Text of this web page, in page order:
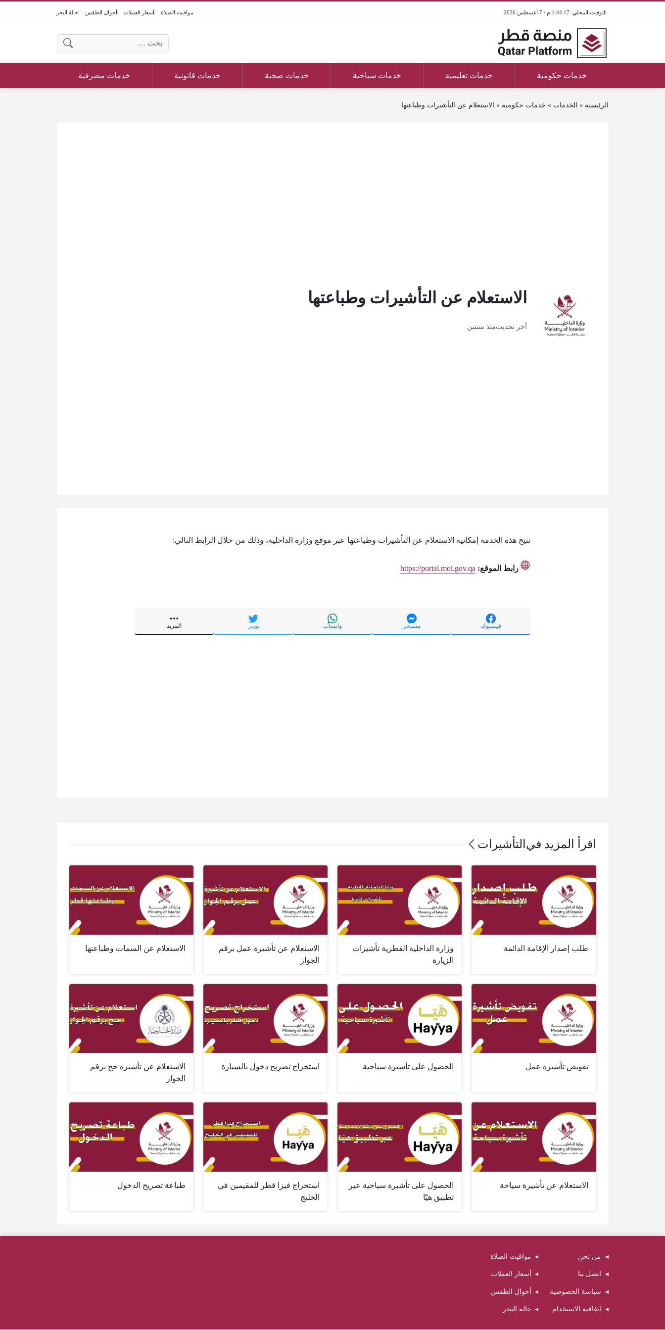
1:44:17 م / 7 أغسطس 2026 مواقيت الصلاة أسعار العملات أحوال الطقس حالة البحر
البحث عن:
خدمات حكومية خدمات تعليمية خدمات سياحية خدمات صحية خدمات قانونية خدمات مصرفية
الرئيسية » الخدمات » خدمات حكومية » الاستعلام عن التأشيرات وطباعتها
الاستعلام عن التأشيرات وطباعتها
آخر تحديثمنذ سنتين
تتيح هذه الخدمة إمكانية الاستعلام عن التأشيرات وطباعتها عبر موقع وزارة الداخلية، وذلك من خلال الرابط التالي:
رابط الموقع: https://portal.moi.gov.qa
فيسبوك مسنجر واتساب تويتر المزيد
اقرأ المزيد في التأشيرات
طلب إصدار الإقامة الدائمة
وزارة الداخلية القطرية تأشيرات
الزيارة
الاستعلام عن تأشيرة عمل برقم
الجواز
الاستعلام عن السمات وطباعتها
تفويض تأشيرة عمل الحصول على تأشيرة سياحية استخراج تصريح دخول بالسيارة
الاستعلام عن تأشيرة حج برقم
الجواز
الاستعلام عن تأشيرة سياحة
الحصول على تأشيرة سياحية عبر
تطبيق هيّا
استخراج فيزا قطر للمقيمين في
الخليج
طباعة تصريح الدخول
من نحن
اتصل بنا
سياسة الخصوصية
اتفاقية الاستخدام
مواقيت الصلاة
أسعار العملات
أحوال الطقس
حالة البحر